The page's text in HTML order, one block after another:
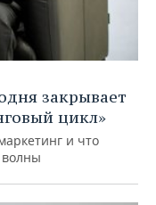
закрывает
цикл»
и что
волны